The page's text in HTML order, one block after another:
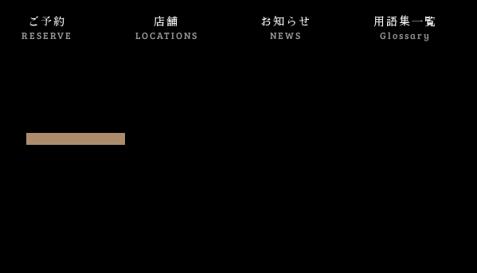
ご予約
RESERVE
店舗
LOCATIONS
お知らせ
NEWS
用語集一覧
Glossary